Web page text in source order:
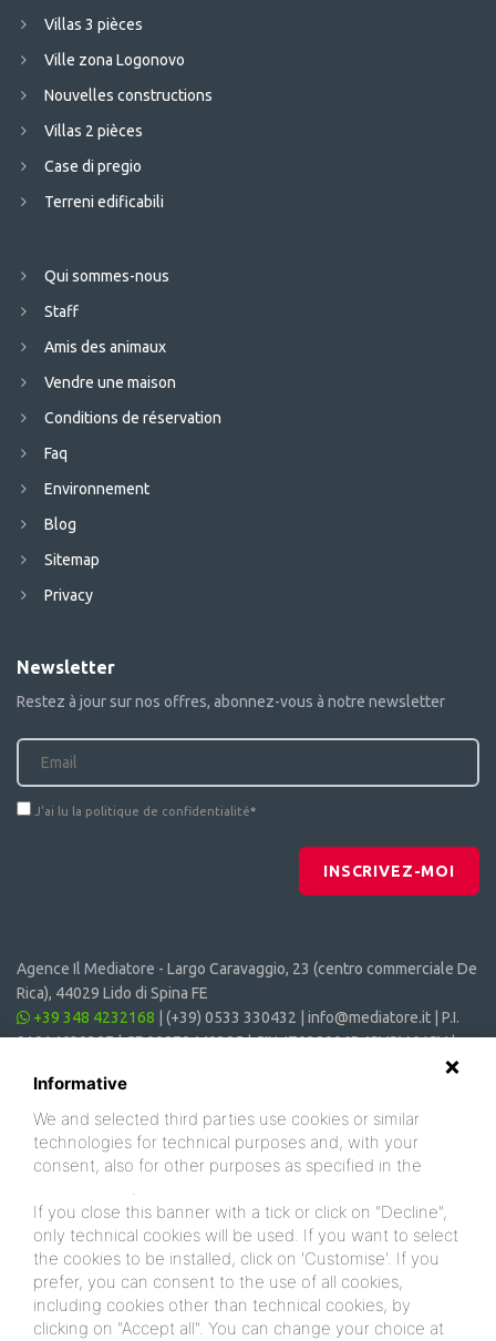
Villas 3 pièces
Ville zona Logonovo
Nouvelles constructions
Villas 2 pièces
Case di pregio
Terreni edificabili
Qui sommes-nous
Staff
Amis des animaux
Vendre une maison
Conditions de réservation
Faq
Environnement
Blog
Sitemap
Privacy
Newsletter
Restez à jour sur nos offres, abonnez-vous à notre newsletter
J'ai lu la politique de confidentialité*
INSCRIVEZ-MOI
Agence Il Mediatore - Largo Caravaggio, 23 (centro commerciale De
Rica), 44029 Lido di Spina FE
+39 348 4232168
(+39) 0533 330432 info@mediatore.it | P.I.
01014620387 | CF 00870440385 | CIN: IT038006B4SVSM6JCV |
Informative
We and selected third parties use cookies or similar
technologies for technical purposes and, with your
consent, also for other purposes as specified in the
.
If you close this banner with a tick or click on "Decline",
only technical cookies will be used. If you want to select
the cookies to be installed, click on 'Customise'. If you
prefer, you can consent to the use of all cookies,
including cookies other than technical cookies, by
clicking on "Accept all". You can change your choice at